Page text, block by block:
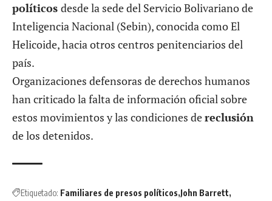
políticos desde la sede del Servicio Bolivariano de
Inteligencia Nacional (Sebin), conocida como El
Helicoide, hacia otros centros penitenciarios del
país.
Organizaciones defensoras de derechos humanos
han criticado la falta de información oficial sobre
estos movimientos y las condiciones dereclusión
de los detenidos.
Etiquetado: Familiares de presos políticos John Barrett